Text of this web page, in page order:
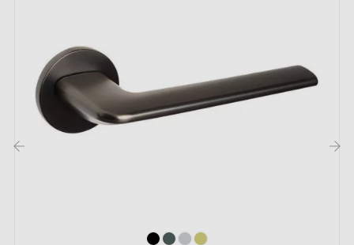
Inclus :
Adaptateurs de montage
Deux tiges carrées : 7x7 mm pour la France, 8x8 mm
Instruction de montage en Français